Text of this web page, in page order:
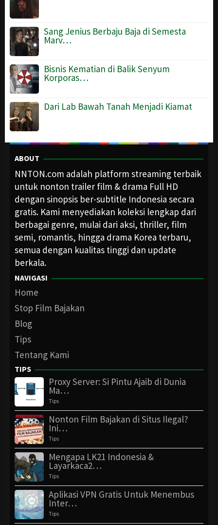
Sang Jenius Berbaju Baja di Semesta
Marv…
Bisnis Kematian di Balik Senyum
Korporas…
Dari Lab Bawah Tanah Menjadi Kiamat
ABOUT
NNTON.com adalah platform streaming terbaik
untuk nonton trailer film & drama Full HD
dengan sinopsis ber-subtitle Indonesia secara
gratis. Kami menyediakan koleksi lengkap dari
berbagai genre, mulai dari aksi, thriller, film
semi, romantis, hingga drama Korea terbaru,
semua dengan kualitas tinggi dan update
berkala.
NAVIGASI
Home
Stop Film Bajakan
Blog
Tips
Tentang Kami
TIPS
Proxy Server: Si Pintu Ajaib di Dunia
Ma…
Tips
Nonton Film Bajakan di Situs Ilegal?
Ini…
Tips
Mengapa LK21 Indonesia &
Layarkaca2…
Tips
Aplikasi VPN Gratis Untuk Menembus
Inter…
Tips